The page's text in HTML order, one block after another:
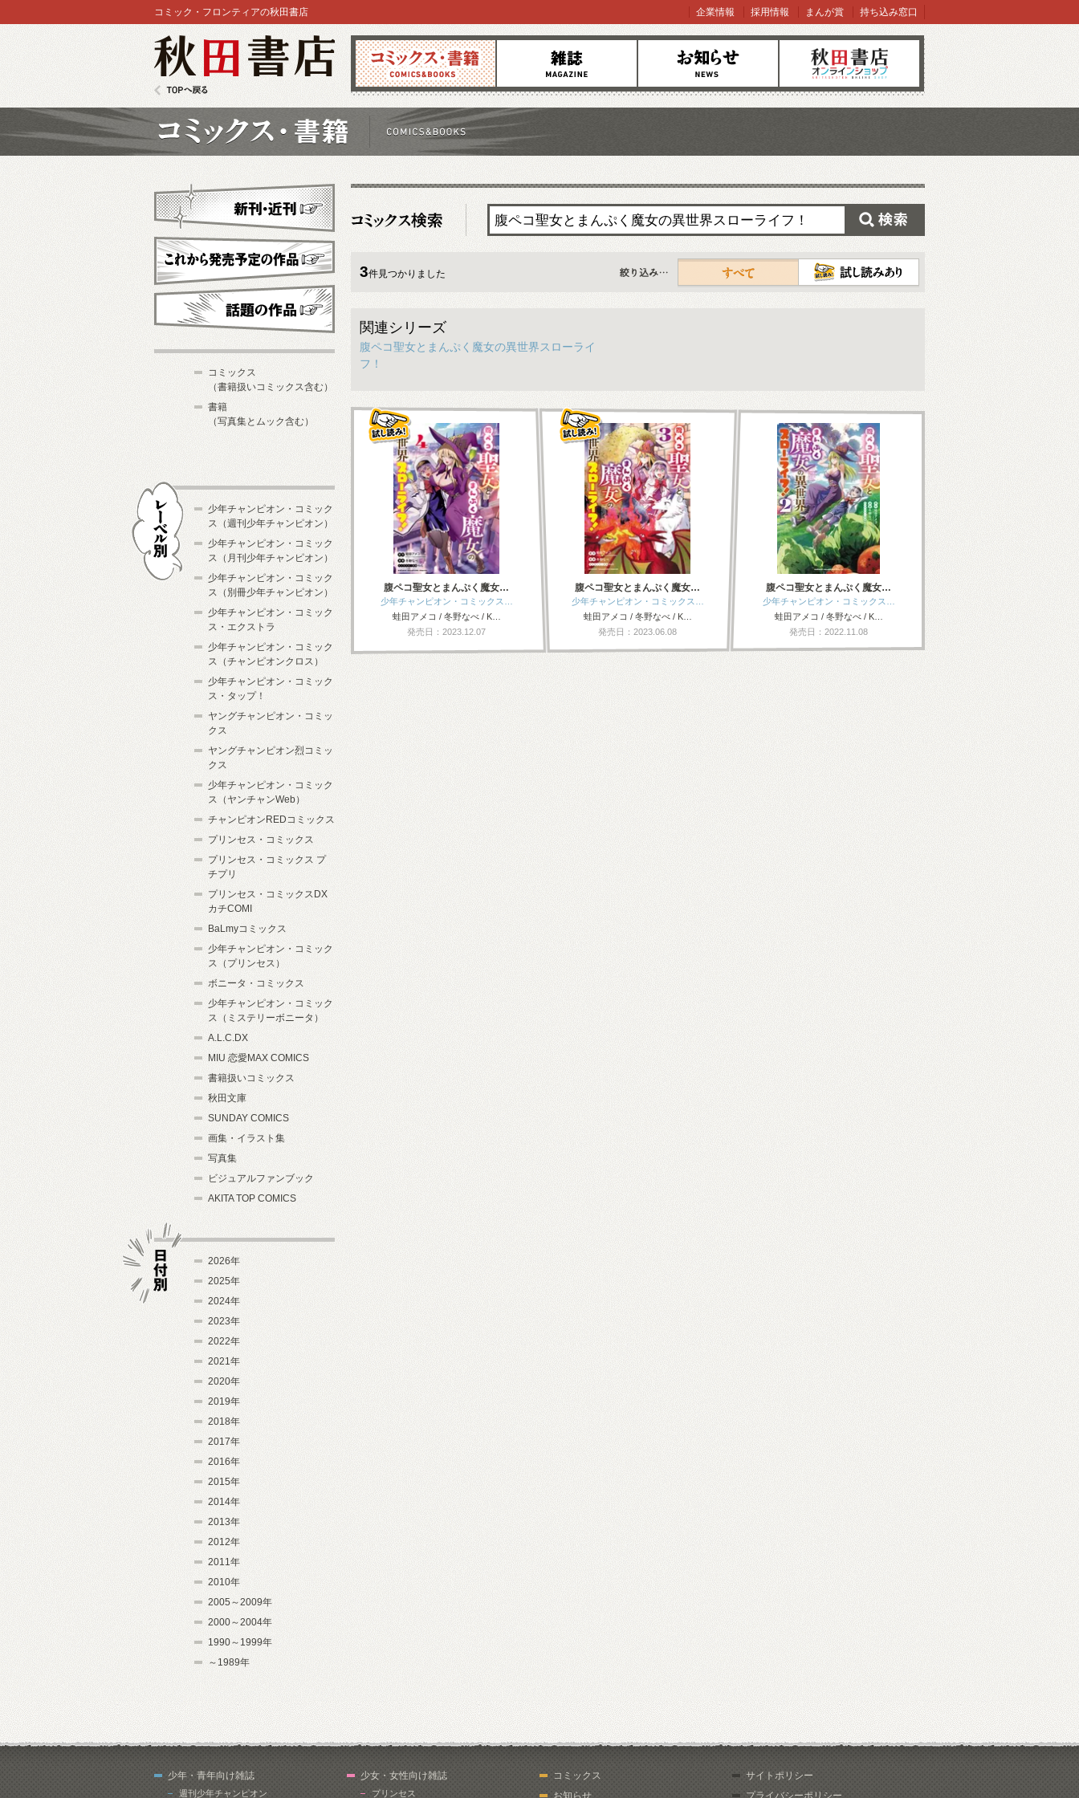
コミックス 雑誌 お知らせ オンラインショップ
コミック・フロンティアの秋田書店 企業情報 採用情報 まんが賞 持ち込み窓口
3件見つかりました
すべて
関連シリーズ
腹ペコ聖女とまんぷく魔女の異世界スローライ
フ！
腹ペコ聖女とまんぷく魔女…
少年チャンピオン・コミックス…
蛙田アメコ / 冬野なべ / K…
発売日：2023.12.07
腹ペコ聖女とまんぷく魔女…
少年チャンピオン・コミックス…
蛙田アメコ / 冬野なべ / K…
発売日：2023.06.08
腹ペコ聖女とまんぷく魔女…
少年チャンピオン・コミックス…
蛙田アメコ / 冬野なべ / K…
発売日：2022.11.08
新刊・近刊
これから発売予定
コミックス
（書籍扱いコミックス含む）
書籍
（写真集とムック含む）
少年チャンピオン・コミック
ス（週刊少年チャンピオン）
少年チャンピオン・コミック
ス（月刊少年チャンピオン）
少年チャンピオン・コミック
ス（別冊少年チャンピオン）
少年チャンピオン・コミック
ス・エクストラ
少年チャンピオン・コミック
ス（チャンピオンクロス）
少年チャンピオン・コミック
ス・タップ！
ヤングチャンピオン・コミッ
クス
ヤングチャンピオン烈コミッ
クス
少年チャンピオン・コミック
ス（ヤンチャンWeb）
チャンピオンREDコミックス
プリンセス・コミックス
プリンセス・コミックス プ
チプリ
プリンセス・コミックスDX
カチCOMI
BaLmyコミックス
少年チャンピオン・コミック
ス（プリンセス）
ボニータ・コミックス
少年チャンピオン・コミック
ス（ミステリーボニータ）
A.L.C.DX
MIU 恋愛MAX COMICS
書籍扱いコミックス
秋田文庫
SUNDAY COMICS
画集・イラスト集
写真集
ビジュアルファンブック
AKITA TOP COMICS
2026年
2025年
2024年
2023年
2022年
2021年
2020年
2019年
2018年
2017年
2016年
2015年
2014年
2013年
2012年
2011年
2010年
2005～2009年
2000～2004年
1990～1999年
～1989年
少年・青年向け雑誌
週刊少年チャンピオン
少女・女性向け雑誌
プリンセス
コミックス
お知らせ
サイトポリシー
プライバシーポリシー